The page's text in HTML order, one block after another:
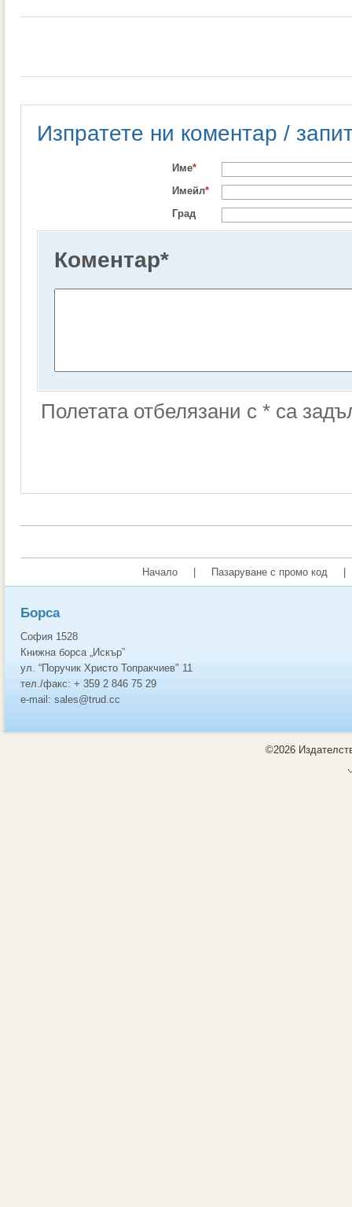
Изпратете ни коментар /
Име*
Имейл*
Град
Коментар*
Полетата отбелязани с * са
Начало Пазаруване с промо код
Борса
София 1528
Книжна борса „Искър”
ул. “Поручик Христо Топракчиев" 11
тел./факс: + 359 2 846 75 29
e-mail: sales@trud.cc
©2026